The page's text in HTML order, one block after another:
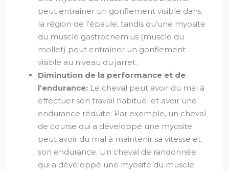
peut entraîner un gonflement visible dans
la région de l’épaule, tandis qu’une myosite
du muscle gastrocnemius (muscle du
mollet) peut entraîner un gonflement
visible au niveau du jarret.
Diminution de la performance et de
l’endurance: Le cheval peut avoir du mal à
effectuer son travail habituel et avoir une
endurance réduite. Par exemple, un cheval
de course qui a développé une myosite
peut avoir du mal à maintenir sa vitesse et
son endurance. Un cheval de randonnée
qui a développé une myosite du muscle